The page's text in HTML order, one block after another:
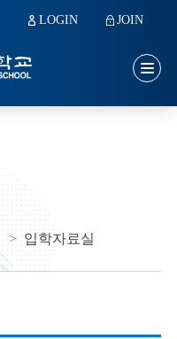
LOGIN JOIN
> 입학자료실